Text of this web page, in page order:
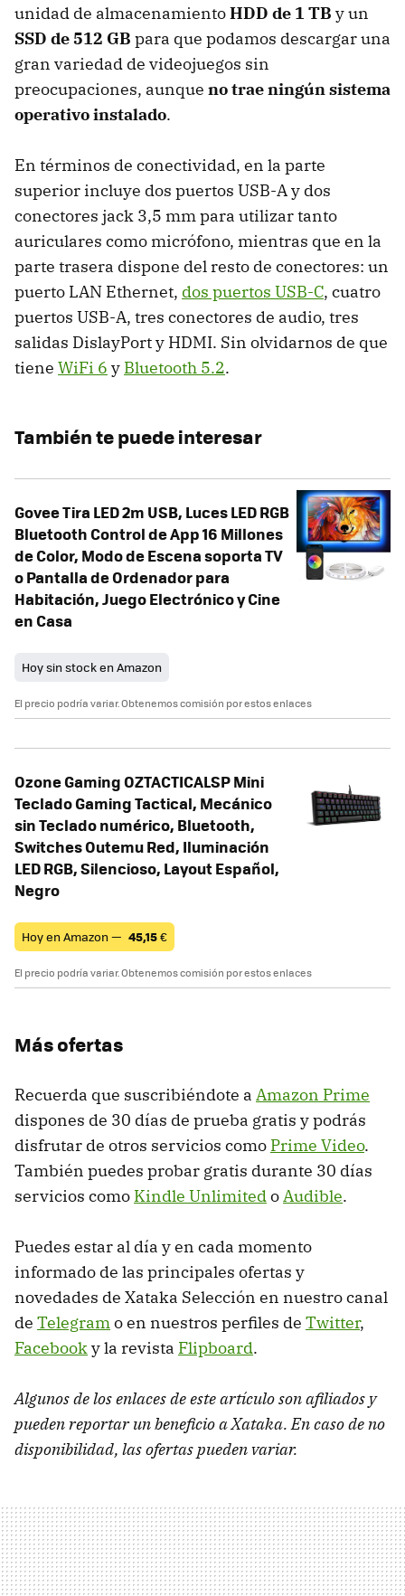
unidad de almacenamientoHDD de 1 TB y un
SSD de 512 GB para que podamos descargar una
gran variedad de videojuegos sin
preocupaciones, aunque no trae ningún sistema
operativo instalado.
En términos de conectividad, en la parte
superior incluye dos puertos USB-A y dos
conectores jack 3,5 mm para utilizar tanto
auriculares como micrófono, mientras que en la
parte trasera dispone del resto de conectores: un
puerto LAN Ethernet, dos puertos USB-C, cuatro
puertos USB-A, tres conectores de audio, tres
salidas DislayPort y HDMI. Sin olvidarnos de que
tiene WiFi 6 y Bluetooth 5.2.
También te puede interesar
Govee Tira LED 2m USB, Luces LED RGB
Bluetooth Control de App 16 Millones
de Color, Modo de Escena soporta TV
o Pantalla de Ordenador para
Habitación, Juego Electrónico y Cine
en Casa
Hoy sin stock en Amazon
El precio podría variar. Obtenemos comisión por estos enlaces
Ozone Gaming OZTACTICALSP Mini
Teclado Gaming Tactical, Mecánico
sin Teclado numérico, Bluetooth,
Switches Outemu Red, Iluminación
LED RGB, Silencioso, Layout Español,
Negro
Hoy en Amazon — 45,15€
El precio podría variar. Obtenemos comisión por estos enlaces
Más ofertas
Recuerda que suscribiéndote a Amazon Prime
dispones de 30 días de prueba gratis y podrás
disfrutar de otros servicios como Prime Video.
También puedes probar gratis durante 30 días
servicios como Kindle UnlimitedoAudible.
Puedes estar al día y en cada momento
informado de las principales ofertas y
novedades de Xataka Selección en nuestro canal
de Telegramo en nuestros perfiles de Twitter,
Facebooky la revista Flipboard.
Algunos de los enlaces de este artículo son afiliados y
pueden reportar un beneficio a Xataka. En caso de no
disponibilidad, las ofertas pueden variar.